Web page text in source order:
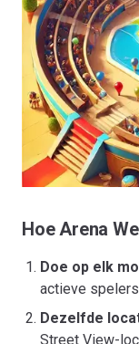
Hoe Arena
Doe op elk
actieve spelers
Dezelfde
Street View-